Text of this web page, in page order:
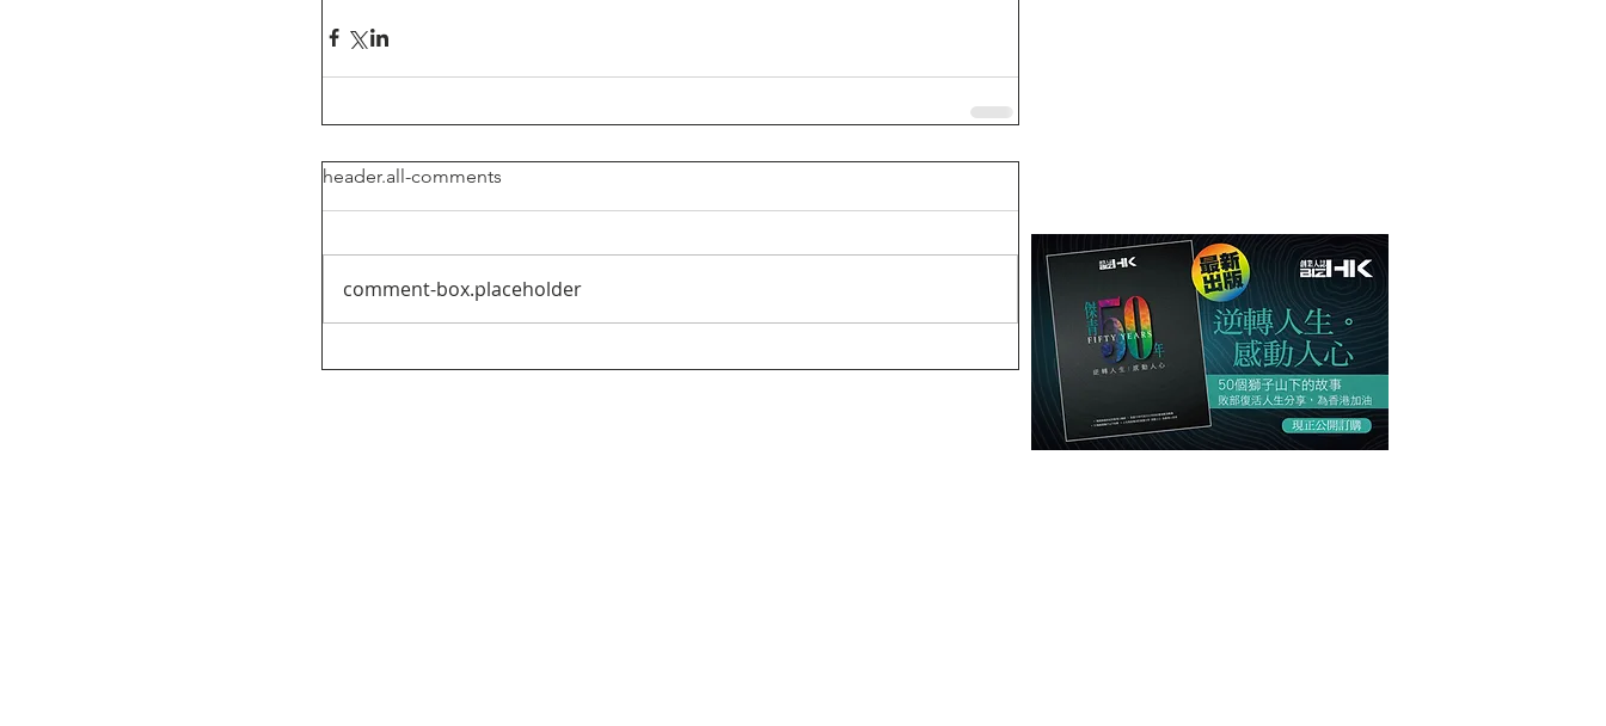
header.all-comments
comment-box.placeholder